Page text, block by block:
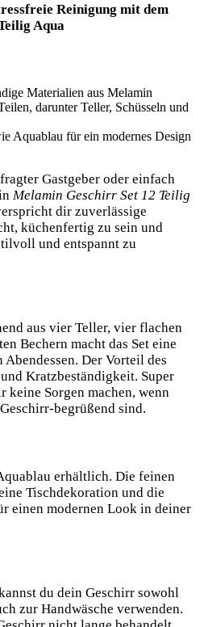
Reinigung⁢ mit dem
Aqua
Materialien⁢ aus ​Melamin
darunter Teller, Schüsseln und
Aquablau für ein modernes ‌Design
Gastgeber oder einfach
Melamin Geschirr Set ⁣12 Teilig‌
dir‍ zuverlässige
küchenfertig ⁢zu sein und
und‍ entspannt zu
⁣aus vier Teller, vier flachen
Bechern⁣ macht das Set eine
Der Vorteil des
⁢Kratzbeständigkeit. Super
keine Sorgen‌ machen, wenn
begrüßend sind.
erhältlich. Die⁢ feinen
Tischdekoration und die
einen modernen Look in deiner
du dein Geschirr sowohl
zur Handwäsche verwenden.